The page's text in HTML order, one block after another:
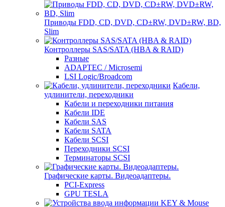
Приводы FDD, CD, DVD, CD±RW, DVD±RW, BD,
Slim
Контроллеры SAS/SATA (HBA & RAID)
Разные
ADAPTEC / Microsemi
LSI Logic/Broadcom
Кабели,
удлинители, переходники
Кабели и переходники питания
Кабели IDE
Кабели SAS
Кабели SATA
Кабели SCSI
Переходники SCSI
Терминаторы SCSI
Графические карты. Видеоадаптеры.
PCI-Express
GPU TESLA